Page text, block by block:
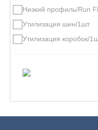
Низкий профиль/Run
Утилизация шин/1шт
Утилизация коробок/